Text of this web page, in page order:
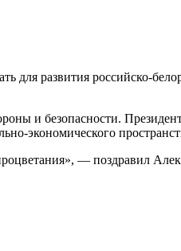
для развития российско-
и безопасности.
экономического
— поздравил